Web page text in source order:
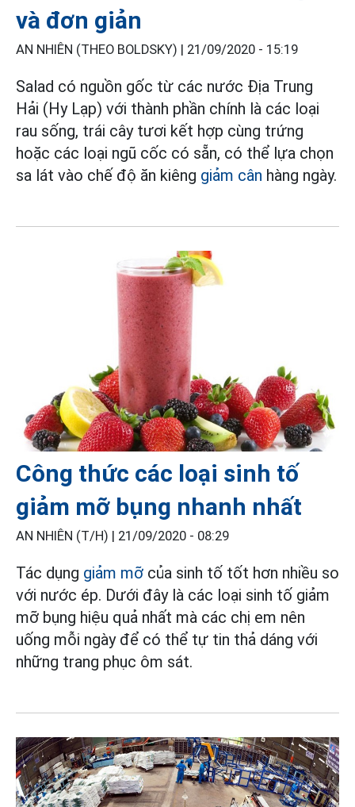
và đơn giản
AN NHIÊN (THEO BOLDSKY) | 21/09/2020 - 15:19
Salad có nguồn gốc từ các nước Địa Trung
Hải (Hy Lạp) với thành phần chính là các loại
rau sống, trái cây tươi kết hợp cùng trứng
hoặc các loại ngũ cốc có sẵn, có thể lựa chọn
sa lát vào chế độ ăn kiêng giảm cân hàng ngày.
Công thức các loại sinh tố
giảm mỡ bụng nhanh nhất
AN NHIÊN (T/H) | 21/09/2020 - 08:29
Tác dụng giảm mỡ của sinh tố tốt hơn nhiều so
với nước ép. Dưới đây là các loại sinh tố giảm
mỡ bụng hiệu quả nhất mà các chị em nên
uống mỗi ngày để có thể tự tin thả dáng với
những trang phục ôm sát.